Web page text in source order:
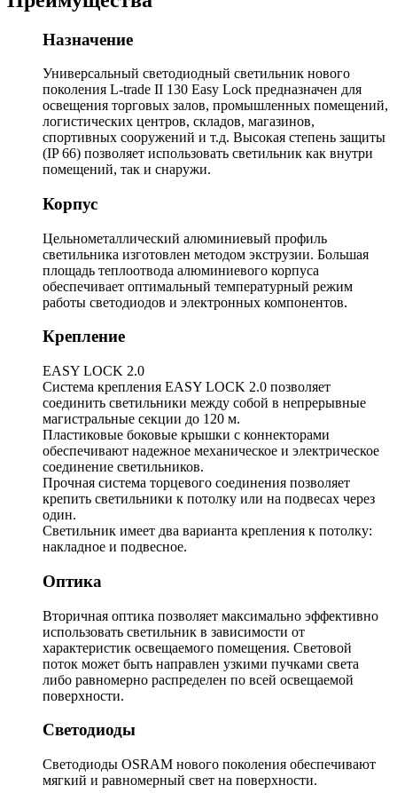
Назначение
Универсальный светодиодный светильник нового
поколения L-trade II 130 Easy Lock предназначен для
освещения торговых залов, промышленных помещений,
логистических центров, складов, магазинов,
спортивных сооружений и т.д. Высокая степень защиты
(IP 66) позволяет использовать светильник как внутри
помещений, так и снаружи.
Корпус
Цельнометаллический алюминиевый профиль
светильника изготовлен методом экструзии. Большая
площадь теплоотвода алюминиевого корпуса
обеспечивает оптимальный температурный режим
работы светодиодов и электронных компонентов.
Крепление
EASY LOCK 2.0
Система крепления EASY LOCK 2.0 позволяет
соединить светильники между собой в непрерывные
магистральные секции до 120 м.
Пластиковые боковые крышки с коннекторами
обеспечивают надежное механическое и электрическое
соединение светильников.
Прочная система торцевого соединения позволяет
крепить светильники к потолку или на подвесах через
один.
Светильник имеет два варианта крепления к потолку:
накладное и подвесное.
Оптика
Вторичная оптика позволяет максимально эффективно
использовать светильник в зависимости от
характеристик освещаемого помещения. Световой
поток может быть направлен узкими пучками света
либо равномерно распределен по всей освещаемой
поверхности.
Светодиоды
Светодиоды OSRAM нового поколения обеспечивают
мягкий и равномерный свет на поверхности.